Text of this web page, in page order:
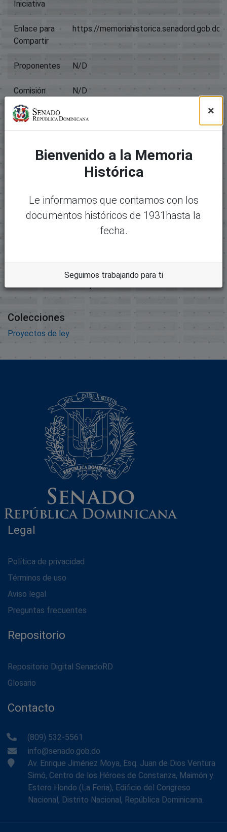
Iniciativa
Enlace para
Compartir
https://
Proponentes N/D
Comisión N/D
Título Expediente 887
Paquete original
874_900_expediente887.pdf
Tamaño:
argar
Colecciones
Proyectos de ley
Legal
Política de privacidad
Términos de uso
Aviso legal
Preguntas frecuentes
Repositorio
Repositorio Digital SenadoRD
Glosario
Contacto
(809) 532-5561
info@senado.gob.do
Av. Enrique Jiménez Moya, Esq. Juan de Dios Ventura
Simó, Centro de los Héroes de Constanza, Maimón y
Estero Hondo (La Feria), Edificio del Congreso
Nacional, Distrito Nacional, República Dominicana.
×
Bienvenido a la Memoria
Histórica
Le informamos que contamos con los
documentos históricos de 1931hasta la
fecha.
Seguimos trabajando para ti